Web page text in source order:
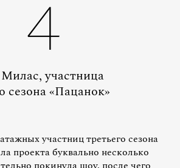
4
участница
сезона «Пацанок»
участниц третьего сезона
проекта буквально несколько